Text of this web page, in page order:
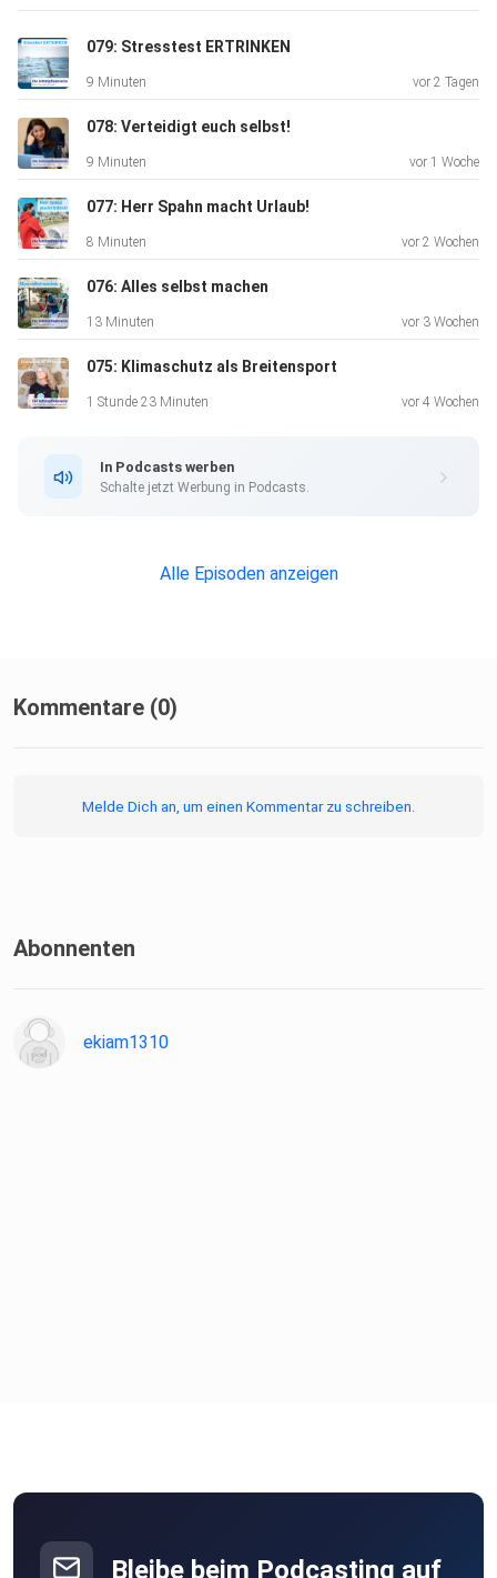
079: Stresstest ERTRINKEN
9 Minuten vor 2 Tagen
078: Verteidigt euch selbst!
9 Minuten vor 1 Woche
077: Herr Spahn macht Urlaub!
8 Minuten vor 2 Wochen
076: Alles selbst machen
13 Minuten vor 3 Wochen
075: Klimaschutz als Breitensport
1 Stunde 23 Minuten vor 4 Wochen
In Podcasts werben
Schalte jetzt Werbung in Podcasts.
Alle Episoden anzeigen
Kommentare (0)
Melde Dich an, um einen Kommentar zu schreiben.
Abonnenten
ekiam1310
Bleibe beim Podcasting auf